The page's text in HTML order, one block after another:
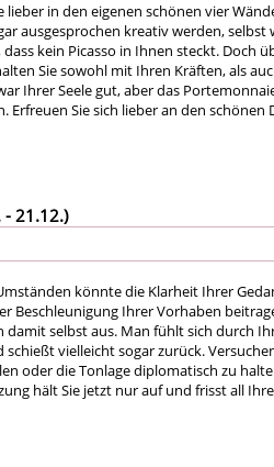
lieber in den eigenen schönen vier
ausgesprochen kreativ werden, selbst
kein Picasso in Ihnen steckt. Doch
Sie sowohl mit Ihren Kräften, als
Ihrer Seele gut, aber das
Erfreuen Sie sich lieber an den schönen
- 21.12.)
könnte die Klarheit Ihrer
Beschleunigung Ihrer Vorhaben
damit selbst aus. Man fühlt sich durch
vielleicht sogar zurück.
oder die Tonlage diplomatisch zu
hält Sie jetzt nur auf und frisst all